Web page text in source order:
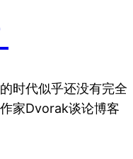
时代似乎还没有完全
家Dvorak谈论博客